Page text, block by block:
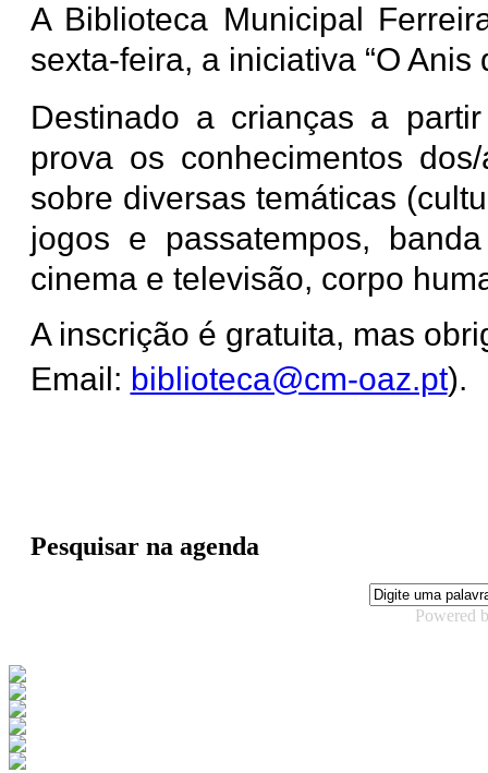
A Biblioteca Municipal
sexta-feira, a iniciativa “O Anis
Destinado a crianças a
prova os conhecimentos
sobre diversas temáticas
jogos e passatempos,
cinema e televisão, corpo
A inscrição é gratuita, mas
Email: biblioteca@cm-oaz.pt).
Pesquisar na agenda
Powered